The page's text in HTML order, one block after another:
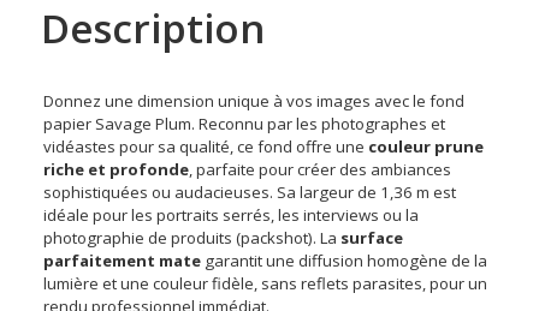
Description
Donnez une dimension unique à vos images avec le fond
papier Savage Plum. Reconnu par les photographes et
vidéastes pour sa qualité, ce fond offre une couleur prune
riche et profonde, parfaite pour créer des ambiances
sophistiquées ou audacieuses. Sa largeur de 1,36 m est
idéale pour les portraits serrés, les interviews ou la
photographie de produits (packshot). La surface
parfaitement mate garantit une diffusion homogène de la
lumière et une couleur fidèle, sans reflets parasites, pour un
rendu professionnel immédiat.